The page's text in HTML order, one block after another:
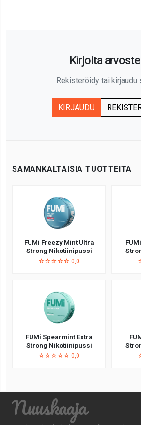
Kirjoita
Rekisteröidy tai kirjaudu
KIRJAUDU
SAMANKALTAISIA TUOTTEITA
FUMi Freezy Mint Ultra
Strong Nikotiinipussi
☆☆☆☆☆ 0,0
FUMi Spearmint Extra
Strong Nikotiinipussi
☆☆☆☆☆ 0,0
Nuuskaaja